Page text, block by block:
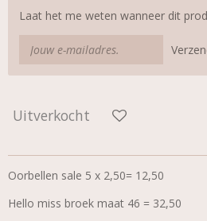
Laat het me weten wanneer dit
Uitverkocht
Oorbellen sale 5 x 2,50= 12,50
Hello miss broek maat 46 = 32,50